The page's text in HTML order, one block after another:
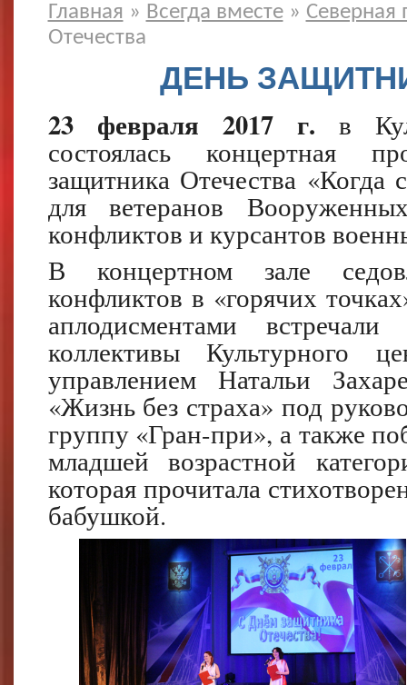
Главная » Всегда вместе » Северная
Отечества
ДЕНЬ
23 февраля 2017 г. в
состоялась концертная
защитника Отечества
для ветеранов
конфликтов и курсантов
В концертном зале
конфликтов в «горячих
аплодисментами
коллективы Культурного
управлением Натальи
«Жизнь без страха» под
группу «Гран-при», а также
младшей возрастной
которая прочитала
бабушкой.